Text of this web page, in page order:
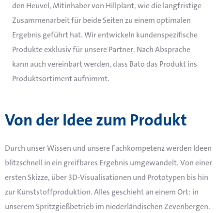
den Heuvel, Mitinhaber von Hillplant, wie die langfristige
Zusammenarbeit für beide Seiten zu einem optimalen
Ergebnis geführt hat.Wir entwickeln kundenspezifische
Produkte exklusiv für unsere Partner. Nach Absprache
kann auch vereinbart werden, dass Bato das Produkt ins
Produktsortiment aufnimmt.
Von der Idee zum Produkt
Durch unser Wissen und unsere Fachkompetenz werden Ideen
blitzschnell in ein greifbares Ergebnis umgewandelt.Von einer
ersten Skizze, über 3D-Visualisationen und Prototypen bis hin
zur Kunststoffproduktion. Alles geschieht an einem Ort: in
unserem Spritzgießbetrieb im niederländischen Zevenbergen.